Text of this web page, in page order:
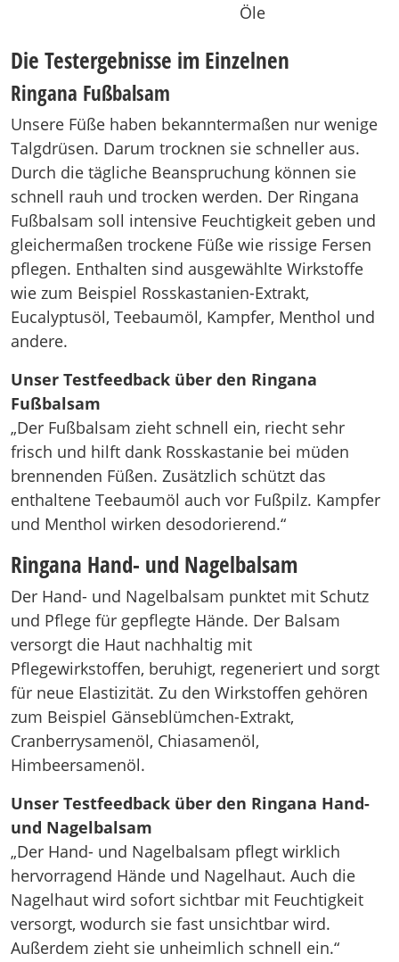
Öle
Die Testergebnisse im Einzelnen
Ringana Fußbalsam
Unsere Füße haben bekanntermaßen nur wenige
Talgdrüsen. Darum trocknen sie schneller aus.
Durch die tägliche Beanspruchung können sie
schnell rauh und trocken werden. Der Ringana
Fußbalsam soll intensive Feuchtigkeit geben und
gleichermaßen trockene Füße wie rissige Fersen
pflegen. Enthalten sind ausgewählte Wirkstoffe
wie zum Beispiel Rosskastanien-Extrakt,
Eucalyptusöl, Teebaumöl, Kampfer, Menthol und
andere.
Unser Testfeedback über den Ringana
Fußbalsam
„Der Fußbalsam zieht schnell ein, riecht sehr
frisch und hilft dank Rosskastanie bei müden
brennenden Füßen. Zusätzlich schützt das
enthaltene Teebaumöl auch vor Fußpilz. Kampfer
und Menthol wirken desodorierend.“
Ringana Hand- und Nagelbalsam
Der Hand- und Nagelbalsam punktet mit Schutz
und Pflege für gepflegte Hände. Der Balsam
versorgt die Haut nachhaltig mit
Pflegewirkstoffen, beruhigt, regeneriert und sorgt
für neue Elastizität. Zu den Wirkstoffen gehören
zum Beispiel Gänseblümchen-Extrakt,
Cranberrysamenöl, Chiasamenöl,
Himbeersamenöl.
Unser Testfeedback über den Ringana Hand-
und Nagelbalsam
„Der Hand- und Nagelbalsam pflegt wirklich
hervorragend Hände und Nagelhaut. Auch die
Nagelhaut wird sofort sichtbar mit Feuchtigkeit
versorgt, wodurch sie fast unsichtbar wird.
Außerdem zieht sie unheimlich schnell ein.“